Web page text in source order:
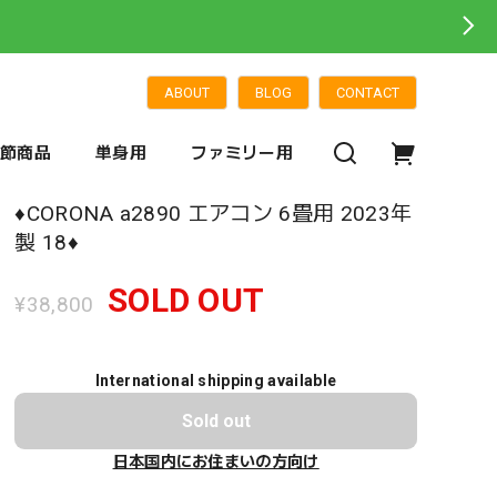
ABOUT BLOG CONTACT
商品 単身用 ファミリー用
♦️CORONA a2890 エアコン 6畳用 2023年
製 18♦️
¥38,800 SOLD OUT
International shipping available
Sold out
日本国内にお住まいの方向け